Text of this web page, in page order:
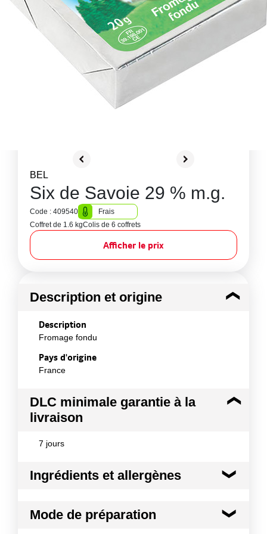
BEL
Six de Savoie 29 % m.g.
Code : 409540
Frais
Coffret de 1.6 kgColis de 6 coffrets
Afficher le prix
Description et origine
Description
Fromage fondu
Pays d'origine
France
DLC minimale garantie à la
livraison
7 jours
Ingrédients et allergènes
lait écrémé réhydraté (origine : France), fromages,
Mode de préparation